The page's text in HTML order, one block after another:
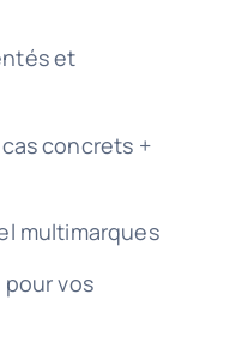
et
concrets +
multimarques
vos